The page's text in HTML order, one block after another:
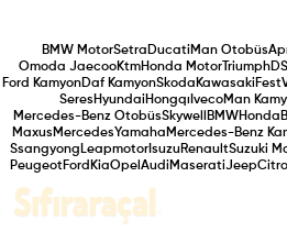
BMW MotorSetra Ducati Man Otobüs
Omoda JaecooKtmHonda MotorTriumph
Ford KamyonDaf KamyonSkoda Kawasaki Fest
Seres Hyundai Hongqı IvecoMan
Mercedes-Benz OtobüsSkywell BMWHonda
Maxus MercedesYamaha Mercedes-Benz
Ssangyong Leapmotor IsuzuRenaultSuzuki
PeugeotFord KiaOpel Audi MaseratiJeep